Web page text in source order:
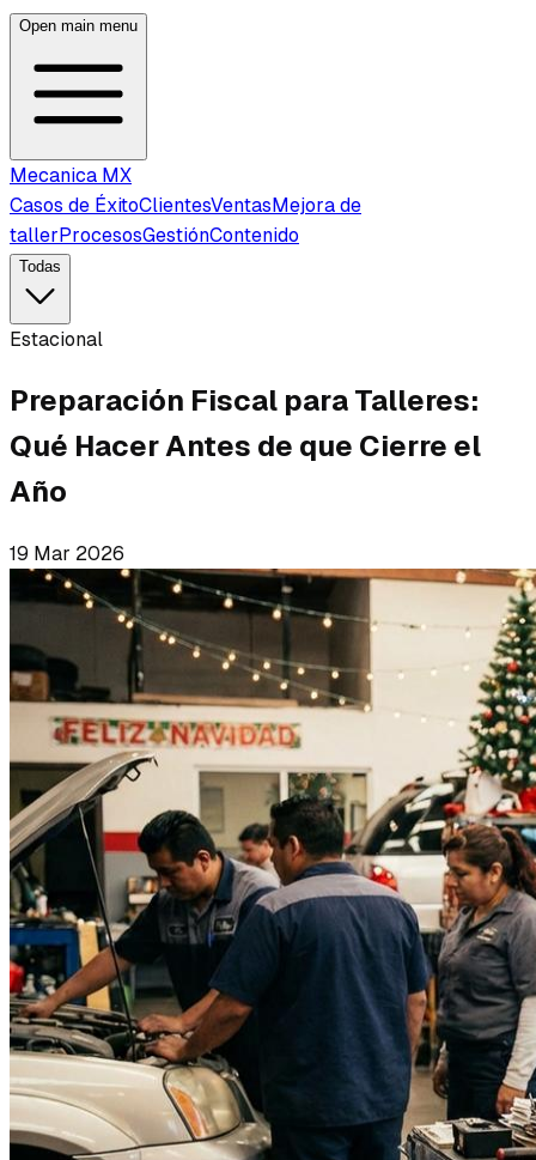
Open main menu
Mecanica MX
Casos de ÉxitoClientesVentasMejora de
tallerProcesosGestiónContenido
Todas
Estacional
Preparación Fiscal para Talleres:
Qué Hacer Antes de que Cierre el
Año
19 Mar 2026